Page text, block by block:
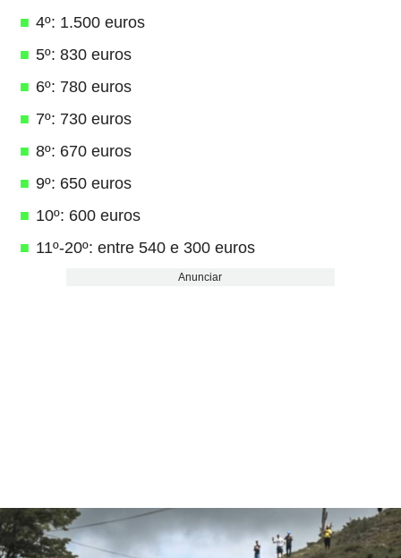
4º: 1.500 euros
5º: 830 euros
6º: 780 euros
7º: 730 euros
8º: 670 euros
9º: 650 euros
10º: 600 euros
11º-20º: entre 540 e 300 euros
Anunciar